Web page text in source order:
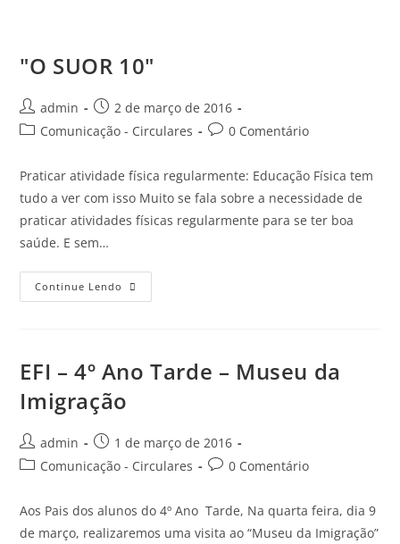
"O SUOR 10"
admin
2 de março de 2016
Comunicação - Circulares
0 Comentário
Praticar atividade física regularmente: Educação Física tem
tudo a ver com isso Muito se fala sobre a necessidade de
praticar atividades físicas regularmente para se ter boa
saúde. E sem…
Continue Lendo
EFI – 4º Ano Tarde – Museu da
Imigração
admin
1 de março de 2016
Comunicação - Circulares
0 Comentário
Aos Pais dos alunos do 4º Ano Tarde, Na quarta feira, dia 9
de março, realizaremos uma visita ao “Museu da Imigração”